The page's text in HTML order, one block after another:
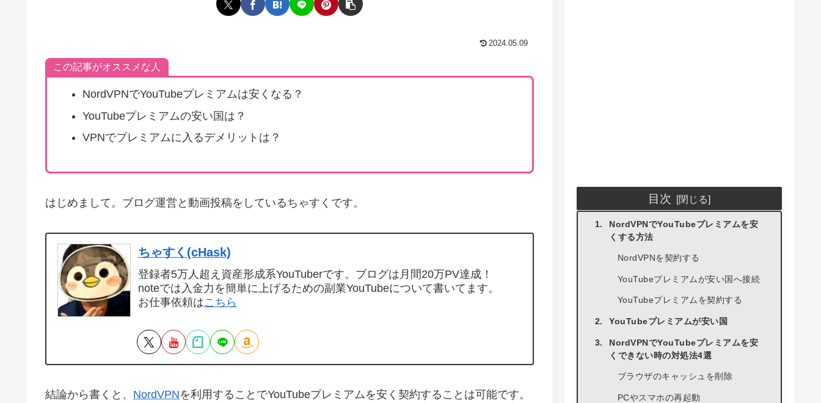
2024.05.09
この記事がオススメな人
NordVPNでYouTubeプレミアムは安くなる？
YouTubeプレミアムの安い国は？
VPNでプレミアムに入るデメリットは？
はじめまして。ブログ運営と動画投稿をしているちゃすくです。
ちゃすく(cHask)
登録者5万人超え資産形成系YouTuberです。ブログは月間20万PV達成！
noteでは入金力を簡単に上げるための副業YouTubeについて書いてます。
お仕事依頼はこちら
結論から書くと、 NordVPNを利用することでYouTubeプレミアムを安く契約することは可能です。
目次
NordVPNでYouTubeプレミアムを安
くする方法
NordVPNを契約する
YouTubeプレミアムが安い国へ接続
YouTubeプレミアムを契約する
YouTubeプレミアムが安い国
NordVPNでYouTubeプレミアムを安
くできない時の対処法4選
ブラウザのキャッシュを削除
PCやスマホの再起動